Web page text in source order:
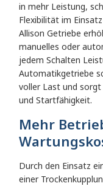
in mehr Leistung,
Flexibilität im
Allison Getriebe
manuelles oder
jedem Schalten
Automatikgetriebe
voller Last und
und Startfähigkeit.
Mehr
Durch den Einsatz
einer